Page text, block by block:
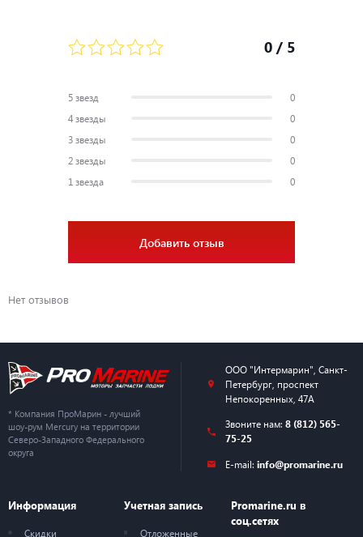
0 / 5
5 звезд
0
4 звезды
0
3 звезды
0
2 звезды
0
1 звезда
0
Добавить отзыв
Нет отзывов
* Компания ПроМарин - лучший
шоу-рум Mercury на территории
Северо-Западного Федерального
округа
ООО "Интермарин" Санкт-
Петербург, проспект
Непокоренных, 47А
Звоните нам: 8 (812) 565-
75-25
E-mail: info@promarine.ru
Информация
Скидки
Учетная запись
Отложенные
Promarine.ru в
соц.сетях